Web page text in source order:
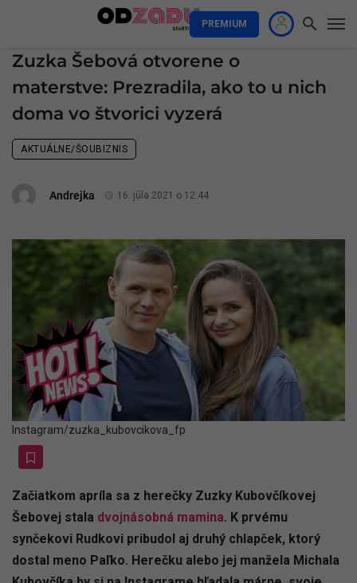
PREMIUM
Zuzka Šebová otvorene o
materstve: Prezradila, ako to u nich
doma vo štvorici vyzerá
AKTUÁLNE/ŠOUBIZNIS
Andrejka 16. júla 2021 o 12:44
Instagram/zuzka_kubovcikova_fp
Začiatkom apríla sa z herečky Zuzky Kubovčíkovej
Šebovej stala dvojnásobná mamina. K prvému
synčekovi Rudkovi pribudol aj druhý chlapček, ktorý
dostal meno Paľko. Herečku alebo jej manžela Michala